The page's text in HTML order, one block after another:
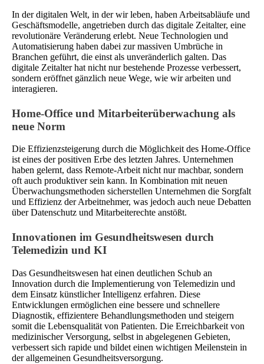
In der digitalen Welt, in der wir leben, haben Arbeitsabläufe und
Geschäftsmodelle, angetrieben durch das digitale Zeitalter, eine
revolutionäre Veränderung erlebt. Neue Technologien und
Automatisierung haben dabei zur massiven Umbrüche in
Branchen geführt, die einst als unveränderlich galten. Das
digitale Zeitalter hat nicht nur bestehende Prozesse verbessert,
sondern eröffnet gänzlich neue Wege, wie wir arbeiten und
interagieren.
Home-Office und Mitarbeiterüberwachung als
neue Norm
Die Effizienzsteigerung durch die Möglichkeit des Home-Office
ist eines der positiven Erbe des letzten Jahres. Unternehmen
haben gelernt, dass Remote-Arbeit nicht nur machbar, sondern
oft auch produktiver sein kann. In Kombination mit neuen
Überwachungsmethoden sicherstellen Unternehmen die Sorgfalt
und Effizienz der Arbeitnehmer, was jedoch auch neue Debatten
über Datenschutz und Mitarbeiterechte anstößt.
Innovationen im Gesundheitswesen durch
Telemedizin und KI
Das Gesundheitswesen hat einen deutlichen Schub an
Innovation durch die Implementierung von Telemedizin und
dem Einsatz künstlicher Intelligenz erfahren. Diese
Entwicklungen ermöglichen eine bessere und schnellere
Diagnostik, effizientere Behandlungsmethoden und steigern
somit die Lebensqualität von Patienten. Die Erreichbarkeit von
medizinischer Versorgung, selbst in abgelegenen Gebieten,
verbessert sich rapide und bildet einen wichtigen Meilenstein in
der allgemeinen Gesundheitsversorgung.